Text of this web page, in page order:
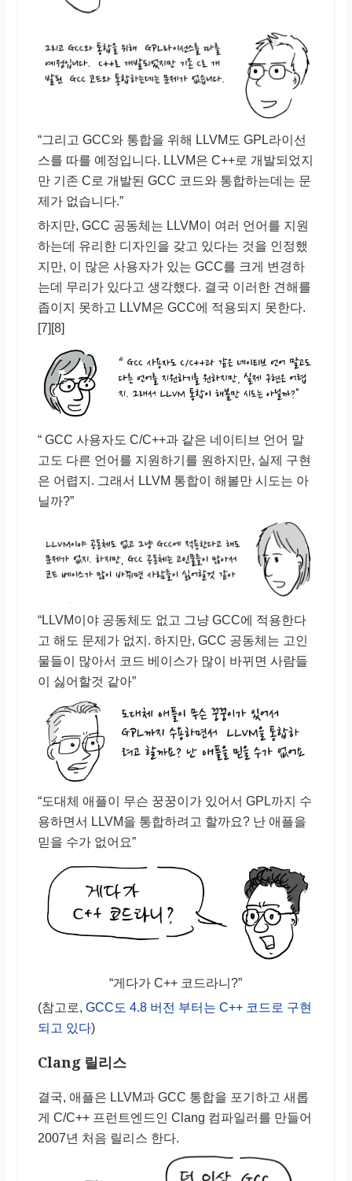
“그리고 GCC와 통합을 위해 LLVM도 GPL라이선
스를 따를 예정입니다. LLVM은 C++로 개발되었지
만 기존 C로 개발된 GCC 코드와 통합하는데는 문
제가 없습니다.”
하지만, GCC 공동체는 LLVM이 여러 언어를 지원
하는데 유리한 디자인을 갖고 있다는 것을 인정했
지만, 이 많은 사용자가 있는 GCC를 크게 변경하
는데 무리가 있다고 생각했다. 결국 이러한 견해를
좁이지 못하고 LLVM은 GCC에 적용되지 못한다.
[7][8]
“ GCC 사용자도 C/C++과 같은 네이티브 언어 말
고도 다른 언어를 지원하기를 원하지만, 실제 구현
은 어렵지. 그래서 LLVM 통합이 해볼만 시도는 아
닐까?”
“LLVM이야 공동체도 없고 그냥 GCC에 적용한다
고 해도 문제가 없지. 하지만, GCC 공동체는 고인
물들이 많아서 코드 베이스가 많이 바뀌면 사람들
이 싫어할것 같아”
“도대체 애플이 무슨 꿍꿍이가 있어서 GPL까지 수
용하면서 LLVM을 통합하려고 할까요? 난 애플을
믿을 수가 없어요”
“게다가 C++ 코드라니?”
(참고로, GCC도 4.8 버전 부터는 C++ 코드로 구현
되고 있다)
Clang 릴리스
결국, 애플은 LLVM과 GCC 통합을 포기하고 새롭
게 C/C++ 프런트엔드인 Clang 컴파일러를 만들어
2007년 처음 릴리스 한다.